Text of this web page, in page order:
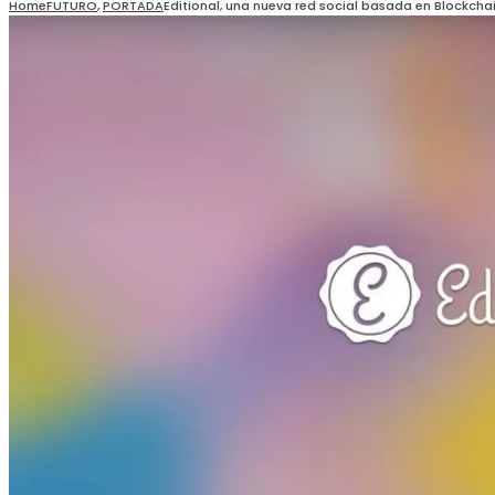
HomeFUTURO,PORTADAEditional, una nueva red social basada en